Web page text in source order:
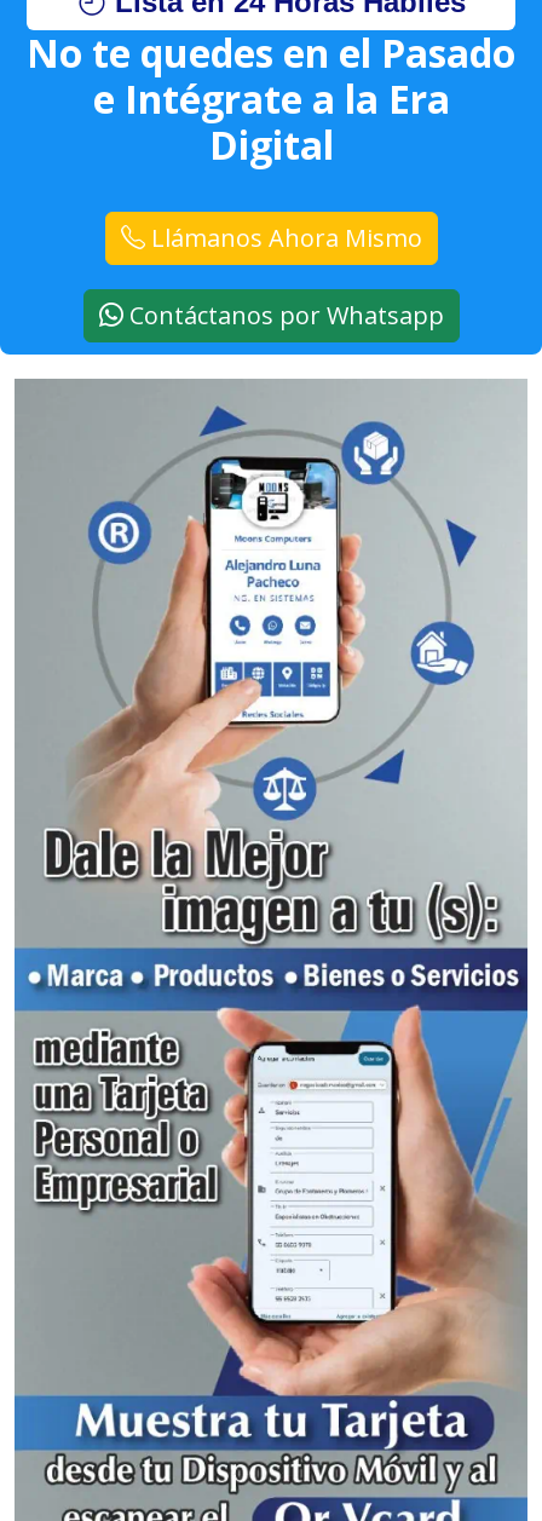
No te quedes en el Pasado
e Intégrate a la Era
Digital
Llámanos Ahora Mismo
Contáctanos por Whatsapp